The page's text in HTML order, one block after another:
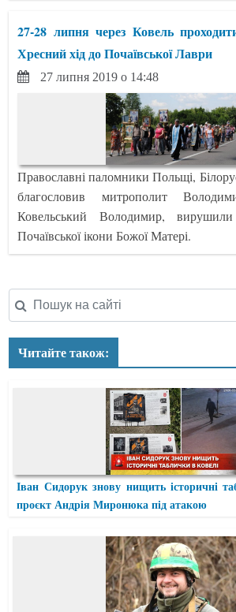
27-28 липня через Ковель
Хресний хід до Почаївської Лаври
27 липня 2019 о 14:48
Православні паломники Польщі,
благословив митрополит
Ковельський Володимир,
Почаївської ікони Божої Матері.
Читайте також:
Іван Сидорук знову нищить історичні
проєкт Андрія Миронюка під атакою